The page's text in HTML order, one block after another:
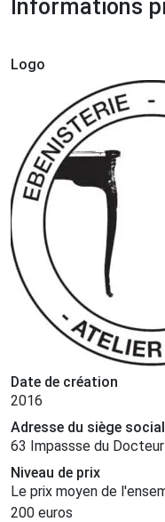
Informations
Logo
Date de création
2016
Adresse du siège social
63 Impassse du
Niveau de prix
Le prix moyen de
200 euros